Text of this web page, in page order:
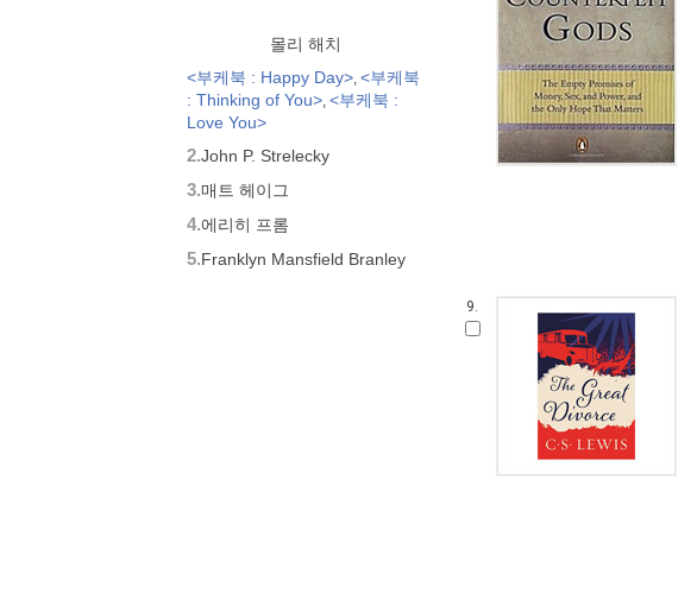
몰리 해치
<부케북 : Happy Day>, <부케북
: Thinking of You>, <부케북 :
Love You>
2.John P. Strelecky
3.매트 헤이그
4.에리히 프롬
5.Franklyn Mansfield Branley
9.